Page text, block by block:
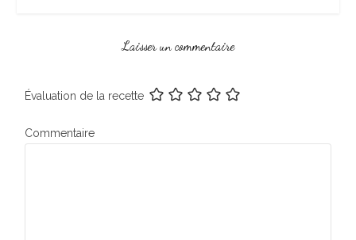
Laisser un commentaire
Évaluation de la recette
Commentaire